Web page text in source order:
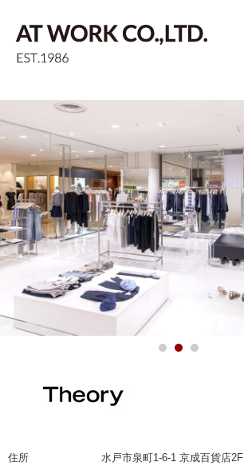
住所 水戸市泉町1-6-1 京成百貨店2F